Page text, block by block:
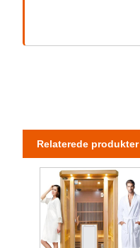
Relaterede produkter